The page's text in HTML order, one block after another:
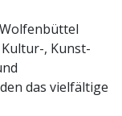
, Kunst-
das vielfältige